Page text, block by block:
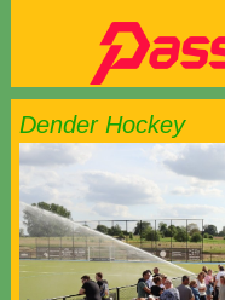
Dender Hockey